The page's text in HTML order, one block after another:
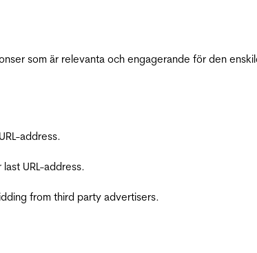
som är relevanta och engagerande för den
address.
URL-address.
from third party advertisers.